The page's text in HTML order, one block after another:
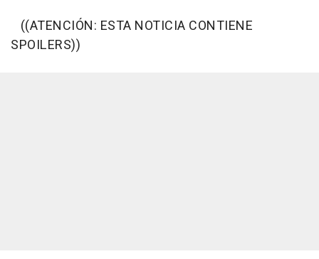
((ATENCIÓN: ESTA NOTICIA CONTIENE
SPOILERS))